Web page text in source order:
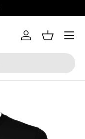
Logga inKundkorg